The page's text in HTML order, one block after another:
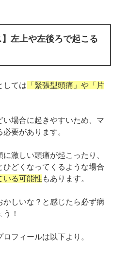
】左上や左後ろで起こる
しては 「緊張型頭痛」や「片
場合に起きやすいため、マ
要があります。
激しい頭痛が起こったり、
どくなってくるような場合
いる可能性 もあります。
しいな？と感じたら必ず病
！
フィールは以下より。